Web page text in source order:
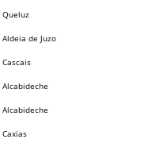
Queluz
Aldeia de Juzo
Cascais
Alcabideche
Alcabideche
Caxias